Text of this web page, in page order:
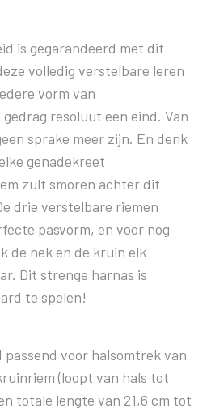
is gegarandeerd met dit
volledig verstelbare leren
vorm van
resoluut een eind. Van
sprake meer zijn. En denk
genadekreet
zult smoren achter dit
drie verstelbare riemen
pasvorm, en voor nog
de nek en de kruin elk
Dit strenge harnas is
te spelen!
voor halsomtrek van
(loopt van hals tot
totale lengte van 21,6 cm tot